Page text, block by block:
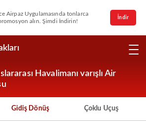
Airpaz Uygulamasında tonlarca
alın. Şimdi İndirin!
İndir
Havalimanı varışlı Air
Gidiş Dönüş Çoklu Uçuş